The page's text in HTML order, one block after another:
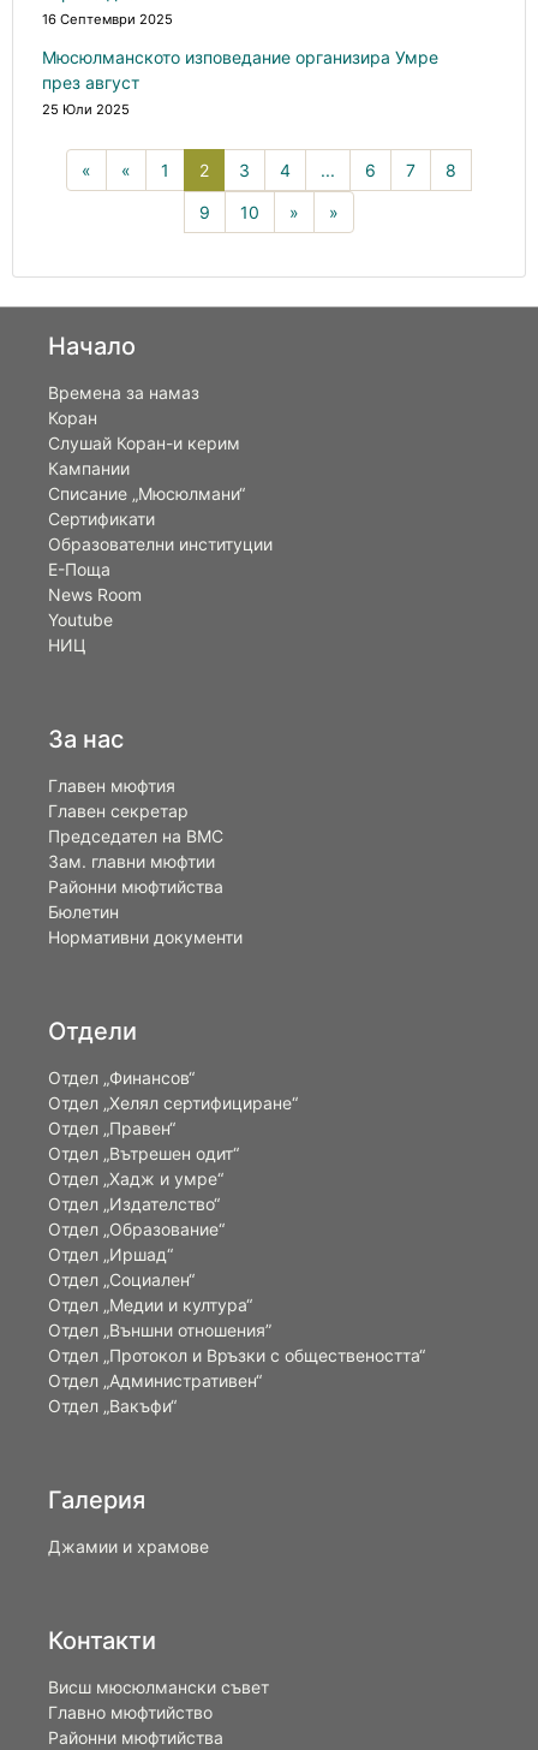
16 Септември 2025
Мюсюлманското изповедание организира Умре
през август
25 Юли 2025
« « 1 22(current)
3 4 ... 6 7 8
9 10 » »
Начало
Времена за намаз
Коран
Слушай Коран-и керим
Кампании
Списание „Мюсюлмани“
Сертификати
Образователни институции
Е-Поща
News Room
Youtube
НИЦ
За нас
Главен мюфтия
Главен секретар
Председател на ВМС
Зам. главни мюфтии
Районни мюфтийства
Бюлетин
Нормативни документи
Отдели
Отдел „Финансов“
Отдел „Хелял сертифициране“
Отдел „Правен“
Отдел „Вътрешен одит“
Отдел „Хадж и умре“
Отдел „Издателство“
Отдел „Образование“
Отдел „Иршад“
Отдел „Социален“
Отдел „Медии и култура“
Отдел „Външни отношения”
Oтдел „Протокол и Връзки с обществеността“
Отдел „Административен“
Отдел „Вакъфи“
Галерия
Джамии и храмове
Контакти
Висш мюсюлмански съвет
Главно мюфтийство
Районни мюфтийства